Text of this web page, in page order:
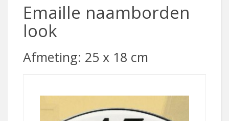
Emaille naamborden
look
Afmeting: 25 x 18 cm